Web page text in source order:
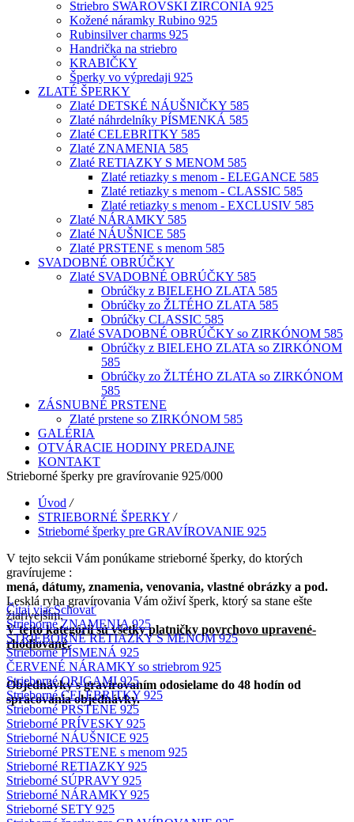
Striebro SWAROVSKI ZIRCONIA 925
Kožené náramky Rubino 925
Rubinsilver charms 925
Handrička na striebro
KRABIČKY
Šperky vo výpredaji 925
ZLATÉ ŠPERKY
Zlaté DETSKÉ NÁUŠNIČKY 585
Zlaté náhrdelníky PÍSMENKÁ 585
Zlaté CELEBRITKY 585
Zlaté ZNAMENIA 585
Zlaté RETIAZKY S MENOM 585
Zlaté retiazky s menom - ELEGANCE 585
Zlaté retiazky s menom - CLASSIC 585
Zlaté retiazky s menom - EXCLUSIV 585
Zlaté NÁRAMKY 585
Zlaté NÁUŠNICE 585
Zlaté PRSTENE s menom 585
SVADOBNÉ OBRÚČKY
Zlaté SVADOBNÉ OBRÚČKY 585
Obrúčky z BIELEHO ZLATA 585
Obrúčky zo ŽLTÉHO ZLATA 585
Obrúčky CLASSIC 585
Zlaté SVADOBNÉ OBRÚČKY so ZIRKÓNOM 585
Obrúčky z BIELEHO ZLATA so ZIRKÓNOM
585
Obrúčky zo ŽLTÉHO ZLATA so ZIRKÓNOM
585
ZÁSNUBNÉ PRSTENE
Zlaté prstene so ZIRKÓNOM 585
GALÉRIA
OTVÁRACIE HODINY PREDAJNE
KONTAKT
Strieborné šperky pre gravírovanie 925/000
Úvod /
STRIEBORNÉ ŠPERKY /
Strieborné šperky pre GRAVÍROVANIE 925
V tejto sekcii Vám ponúkame strieborné šperky, do ktorých
gravírujeme :
mená, dátumy, znamenia, venovania, vlastné obrázky a pod.
Lesklá ryha gravírovania Vám oživí šperk, ktorý sa stane ešte
žiarivejším.
V tejto kategórii sú všetky platničky povrchovo upravené-
rhódiované.
Objednávky s gravírovaním odosielame do 48 hodín od
spracovania objednávky.
Čítaj viacSchovať
Strieborné ZNAMENIA 925
STRIEBORNÉ RETIAZKY S MENOM 925
Strieborné PÍSMENÁ 925
ČERVENÉ NÁRAMKY so striebrom 925
Strieborné ORIGAMI 925
Strieborné CELEBRITKY 925
Strieborné PRSTENE 925
Strieborné PRÍVESKY 925
Strieborné NÁUŠNICE 925
Strieborné PRSTENE s menom 925
Strieborné RETIAZKY 925
Strieborné SÚPRAVY 925
Strieborné NÁRAMKY 925
Strieborné SETY 925